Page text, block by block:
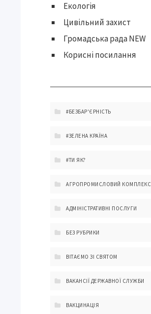
Екологія
Цивільний захист
Громадська рада NEW
Корисні посилання
#БЕЗБАР'ЄРНІСТЬ
#ЗЕЛЕНА КРАЇНА
#ТИ ЯК?
АГРОПРОМИСЛОВИЙ КОМПЛЕКС
АДМІНІСТРАТИВНІ ПОСЛУГИ
БЕЗ РУБРИКИ
ВІТАЄМО ЗІ СВЯТОМ
ВАКАНСІЇ ДЕРЖАВНОЇ СЛУЖБИ
ВАКЦИНАЦІЯ